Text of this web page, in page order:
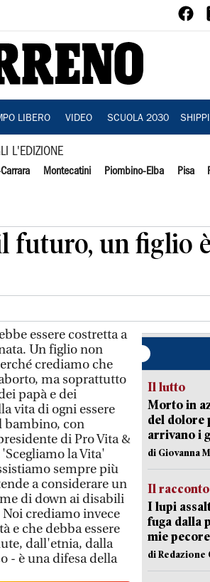
LIBERO VIDEO SCUOLA 2030
L'EDIZIONE
Montecatini Piombino-Elba Pisa
futuro, un figlio
essere costretta a
Un figlio non
crediamo che
ma soprattutto
papà e dei
vita di ogni essere
bambino, con
di Pro Vita &
la Vita'
sempre più
a considerare un
di down ai disabili
crediamo invece
e che debba essere
dall'etnia, dalla
- è una difesa della
Il lutto
Morto in
del dolore
arrivano i
di Giovanna
Il racconto
I lupi
fuga dalla
mie
di Redazione